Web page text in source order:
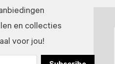
en collecties
voor jou!